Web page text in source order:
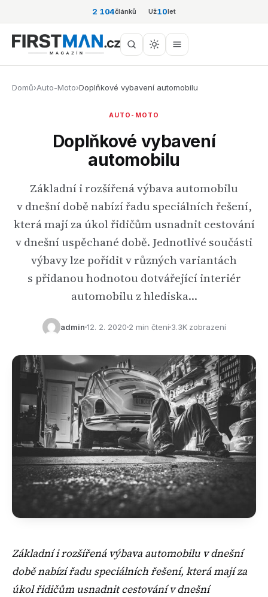
2 104článků Už10let
Domů›Auto-Moto›Doplňkové vybavení automobilu
AUTO-MOTO
Doplňkové vybavení
automobilu
Základní i rozšířená výbava automobilu
v dnešní době nabízí řadu speciálních řešení,
která mají za úkol řidičům usnadnit cestování
v dnešní uspěchané době. Jednotlivé součásti
výbavy lze pořídit v různých variantách
s přidanou hodnotou dotvářející interiér
automobilu z hlediska…
admin 12. 2. 2020 2 min čtení3.3K zobrazení
Základní i rozšířená výbava automobilu v dnešní
době nabízí řadu speciálních řešení, která mají za
úkol řidičům usnadnit cestování v dnešní